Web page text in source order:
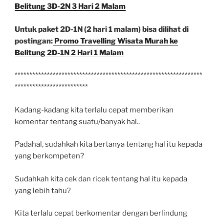
Belitung 3D-2N 3 Hari 2 Malam
Untuk paket 2D-1N (2 hari 1 malam) bisa dilihat di
postingan: Promo Travelling Wisata Murah ke
Belitung 2D-1N 2 Hari 1 Malam
****************************************************************
*************************
Kadang-kadang kita terlalu cepat memberikan
komentar tentang suatu/banyak hal..
Padahal, sudahkah kita bertanya tentang hal itu kepada
yang berkompeten?
Sudahkah kita cek dan ricek tentang hal itu kepada
yang lebih tahu?
Kita terlalu cepat berkomentar dengan berlindung